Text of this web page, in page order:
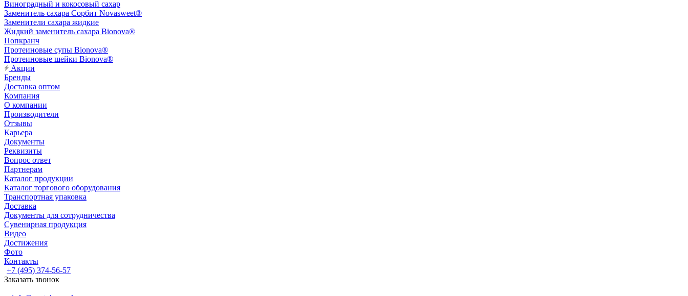
Виноградный и кокосовый сахар
Заменитель сахара Сорбит Novasweet®
Заменители сахара жидкие
Жидкий заменитель сахара Bionova®
Попкранч
Протеиновые супы Bionova®
Протеиновые шейки Bionova®
Акции
Бренды
Доставка оптом
Компания
О компании
Производители
Отзывы
Карьера
Документы
Реквизиты
Вопрос ответ
Партнерам
Каталог продукции
Каталог торгового оборудования
Транспортная упаковка
Доставка
Документы для сотрудничества
Сувенирная продукция
Видео
Достижения
Фото
Контакты
+7 (495) 374-56-57
Заказать звонок